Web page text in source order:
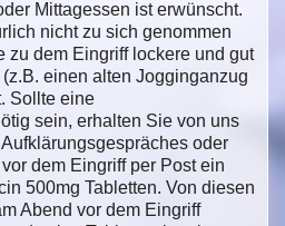
Mittagessen ist erwünscht.
nicht zu sich genommen
zu dem Eingriff lockere und gut
einen alten Jogginganzug
Sollte eine
sein, erhalten Sie von uns
oder
dem Eingriff per Post ein
500mg Tabletten. Von diesen
Abend vor dem Eingriff